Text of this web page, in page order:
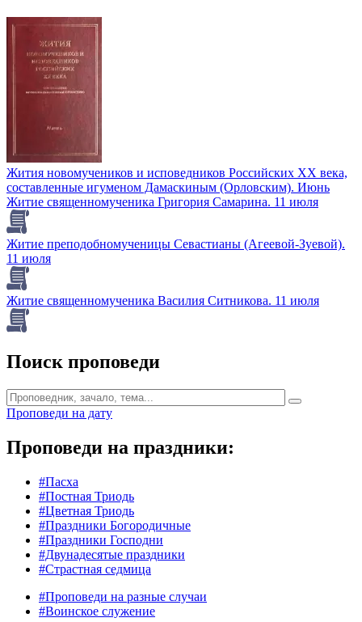
Жития новомучеников и исповедников Российских ХХ века,
составленные игуменом Дамаскиным (Орловским). Июнь
Житие священномученика Григория Самарина. 11 июля
Житие преподобномученицы Севастианы (Агеевой-Зуевой).
11 июля
Житие священномученика Василия Ситникова. 11 июля
Поиск проповеди
Проповеди на дату
Проповеди на праздники:
#Пасха
#Постная Триодь
#Цветная Триодь
#Праздники Богородичные
#Праздники Господни
#Двунадесятые праздники
#Страстная седмица
#Проповеди на разные случаи
#Воинское служение